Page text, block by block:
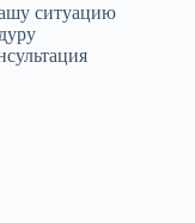
ситуацию